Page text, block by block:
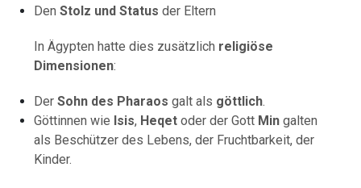
DenStolz und Status der Eltern
In Ägypten hatte dies zusätzlich religiöse
Dimensionen:
DerSohn des Pharaos galt als göttlich.
Göttinnen wie Isis, Heqet oder der Gott Min galten
als Beschützer des Lebens, der Fruchtbarkeit, der
Kinder.